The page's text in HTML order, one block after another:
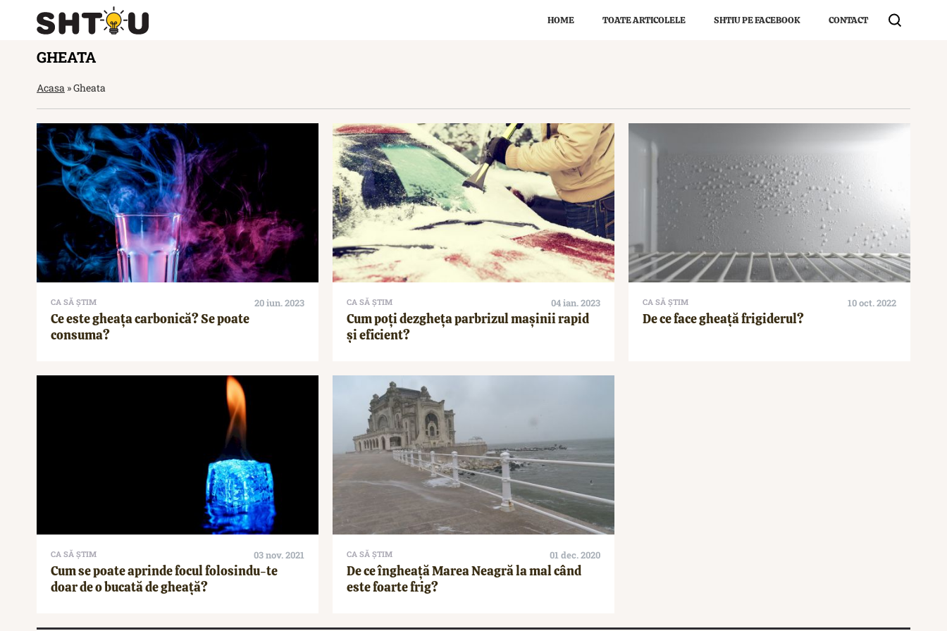
HOME TOATE ARTICOLELE SHTIU PE FACEBOOK CONTACT
GHEATA
Acasa »Gheata
CA SĂ ȘTIM 20 iun. 2023
Ce este gheața carbonică? Se poate
consuma?
CA SĂ ȘTIM 04 ian. 2023
Cum poți dezgheța parbrizul mașinii rapid
și eficient?
CA SĂ ȘTIM 10 oct. 2022
De ce face gheață frigiderul?
CA SĂ ȘTIM 03 nov. 2021
Cum se poate aprinde focul folosindu-te
doar de o bucată de gheață?
CA SĂ ȘTIM 01 dec. 2020
De ce îngheață Marea Neagră la mal când
este foarte frig?